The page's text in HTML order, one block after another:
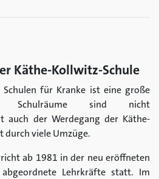
Käthe-Kollwitz-Schule
Schulen für Kranke ist eine große
Schulräume sind nicht
auch der Werdegang der Käthe-
viele Umzüge.
ab 1981 in der neu eröffneten
Lehrkräfte statt. Im